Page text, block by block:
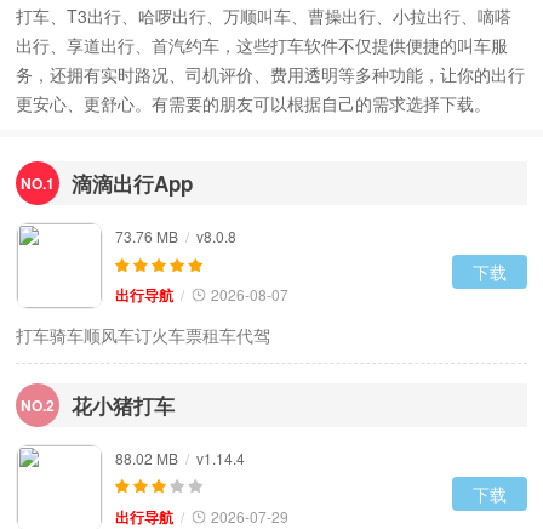
打车、T3出行、哈啰出行、万顺叫车、曹操出行、小拉出行、嘀嗒
出行、享道出行、首汽约车，这些打车软件不仅提供便捷的叫车服
务，还拥有实时路况、司机评价、费用透明等多种功能，让你的出行
更安心、更舒心。有需要的朋友可以根据自己的需求选择下载。
NO.1 滴滴出行App
73.76 MB / v8.0.8
出行导航 / 2026-08-07
下载
打车骑车顺风车订火车票租车代驾
NO.2 花小猪打车
88.02 MB / v1.14.4
出行导航 / 2026-07-29
下载